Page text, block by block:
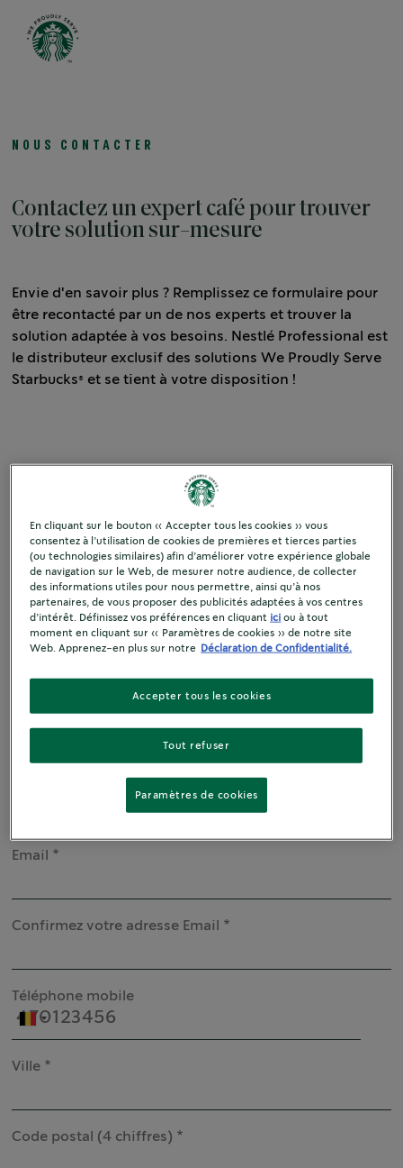
NOUS CONTACTER
Contactez un expert café pour trouver
votre solution sur-mesure
Envie d'en savoir plus ? Remplissez ce formulaire pour
être recontacté par un de nos experts et trouver la
solution adaptée à vos besoins. Nestlé Professional est
le distributeur exclusif des solutions We Proudly Serve
Starbucks® et se tient à votre disposition !
Prénom
Nom
Nom de l'entreprise
Email
Confirmez votre adresse Email
Téléphone mobile
Ville
Code postal (4 chiffres)
En cliquant sur le bouton « Accepter tous les cookies » vous
consentez à l’utilisation de cookies de premières et tierces parties
(ou technologies similaires) afin d’améliorer votre expérience globale
de navigation sur le Web, de mesurer notre audience, de collecter
des informations utiles pour nous permettre, ainsi qu’à nos
partenaires, de vous proposer des publicités adaptées à vos centres
d’intérêt. Définissez vos préférences en cliquant ici ou à tout
moment en cliquant sur « Paramètres de cookies » de notre site
Web. Apprenez-en plus sur notre
Déclaration de Confidentialité.
Tout refuser
Accepter tous les cookies
Paramètres de cookies